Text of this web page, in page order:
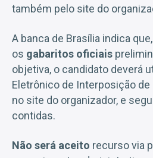
também pelo site do
A banca de Brasília indica
os gabaritos oficiais
objetiva, o candidato deverá
Eletrônico de Interposição de
no site do organizador, e
contidas.
Não será aceito recurso via